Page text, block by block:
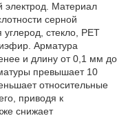
электрод. Материал
серной
стекло, РЕТ
Арматура
и длину от 0,1 мм до
превышает 10
относительные
приводя к
снижает